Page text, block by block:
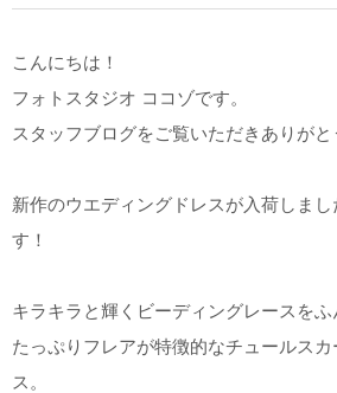
アクセス/TEL
こんにちは！
フォトスタジオ ココゾです。
スタッフブログをご覧いただきありがと
新作のウエディングドレスが入荷しま
す！
キラキラと輝くビーディングレースをふ
たっぷりフレアが特徴的なチュールス
ス。